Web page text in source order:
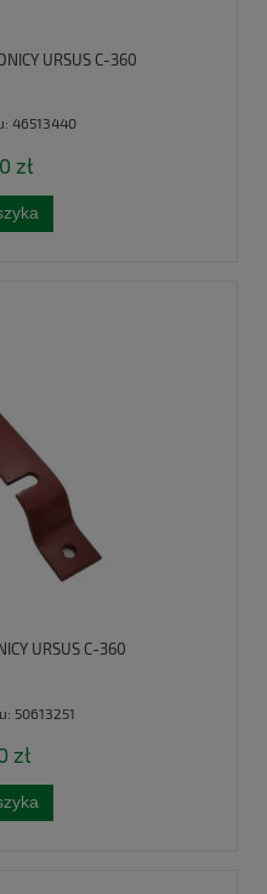
URSUS C-360
46513440
zł
URSUS C-360
50613251
zł